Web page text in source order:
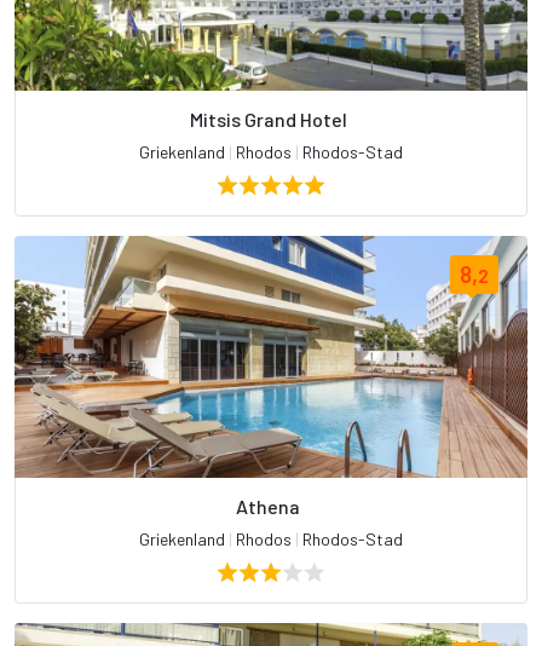
Mitsis Grand Hotel
Griekenland | Rhodos | Rhodos-Stad
8,2
Athena
Griekenland | Rhodos | Rhodos-Stad